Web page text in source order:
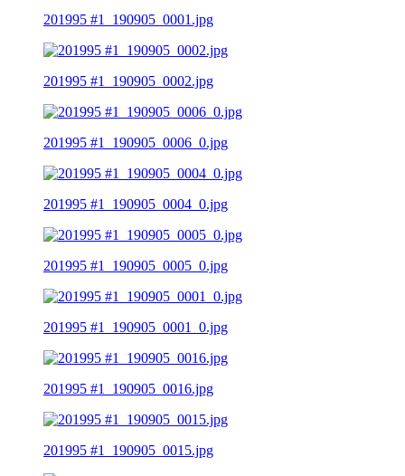
201995 #1_190905_0001.jpg
201995 #1_190905_0002.jpg
201995 #1_190905_0006_0.jpg
201995 #1_190905_0004_0.jpg
201995 #1_190905_0005_0.jpg
201995 #1_190905_0001_0.jpg
201995 #1_190905_0016.jpg
201995 #1_190905_0015.jpg